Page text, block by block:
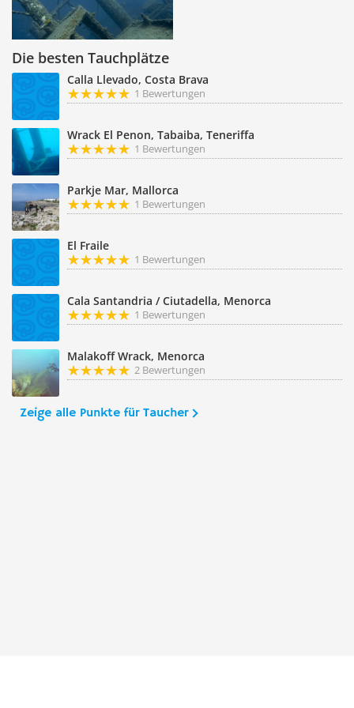
Die besten Tauchplätze
Calla Llevado, Costa Brava
1 Bewertungen
Wrack El Penon, Tabaiba, Teneriffa
1 Bewertungen
Parkje Mar, Mallorca
1 Bewertungen
El Fraile
1 Bewertungen
Cala Santandria / Ciutadella, Menorca
1 Bewertungen
Malakoff Wrack, Menorca
2 Bewertungen
Zeige alle Punkte für Taucher